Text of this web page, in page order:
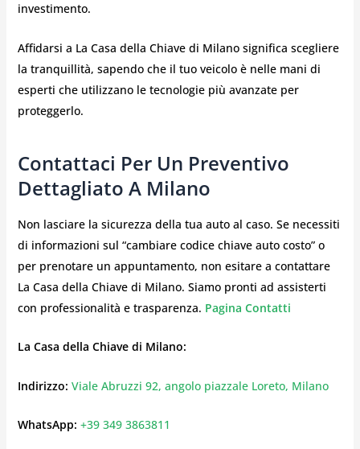
investimento.
Affidarsi a La Casa della Chiave di Milano significa scegliere
la tranquillità, sapendo che il tuo veicolo è nelle mani di
esperti che utilizzano le tecnologie più avanzate per
proteggerlo.
Contattaci Per Un Preventivo
Dettagliato A Milano
Non lasciare la sicurezza della tua auto al caso. Se necessiti
di informazioni sul “cambiare codice chiave auto costo” o
per prenotare un appuntamento, non esitare a contattare
La Casa della Chiave di Milano. Siamo pronti ad assisterti
con professionalità e trasparenza. Pagina Contatti
La Casa della Chiave di Milano:
Indirizzo: Viale Abruzzi 92, angolo piazzale Loreto, Milano
WhatsApp: +39 349 3863811